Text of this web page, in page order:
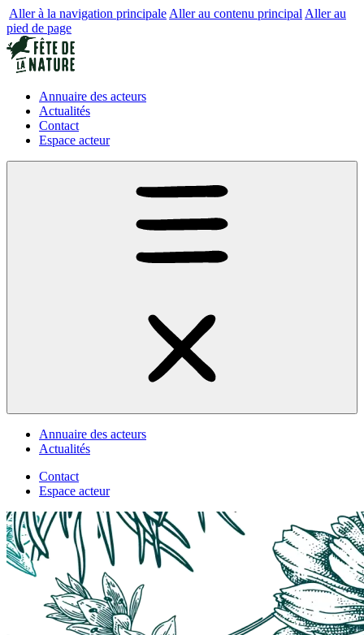
Aller à la navigation principale Aller au contenu principal Aller au
pied de page
Annuaire des acteurs
Actualités
Contact
Espace acteur
Annuaire des acteurs
Actualités
Contact
Espace acteur